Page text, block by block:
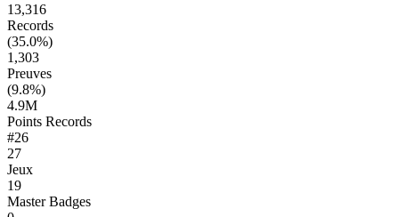
13,316
Records
(35.0%)
1,303
Preuves
(9.8%)
4.9M
Points Records
#26
27
Jeux
19
Master Badges